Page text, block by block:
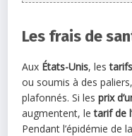
Les frais de
Aux États-Unis, les
ou soumis à des
plafonnés. Si lesprix
augmentent, letarif de
Pendant l’épidémie de